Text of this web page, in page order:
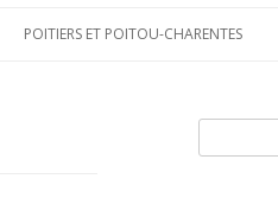
POITIERS ET POITOU-CHARENTES